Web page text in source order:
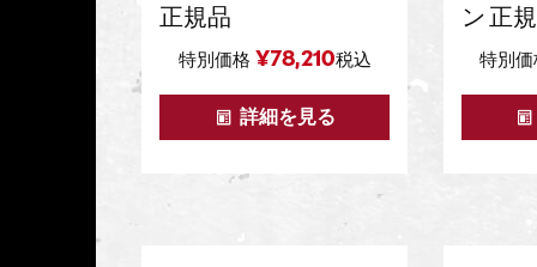
正規品
特別価格 ¥78,210税込
詳細を見る
ン 正
特別価